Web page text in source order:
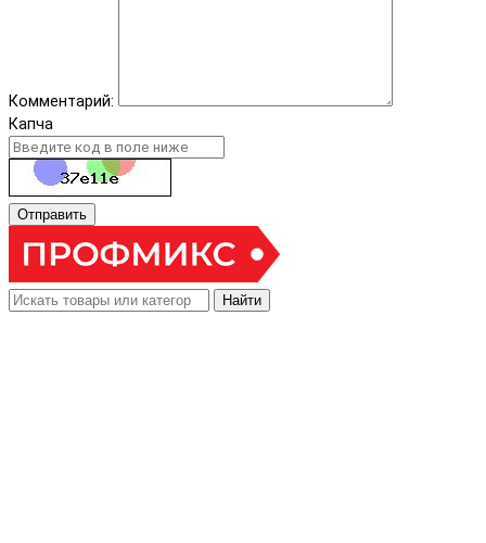
Комментарий:
Капча
Отправить
Найти